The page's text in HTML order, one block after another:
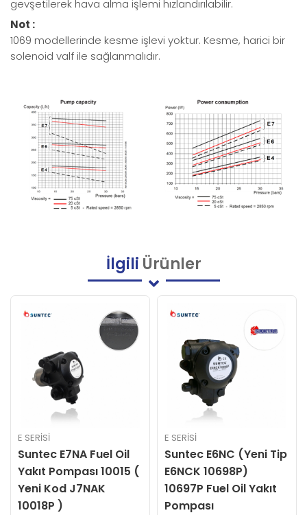
gevşetilerek hava alma işlemi hızlandırılabilir.
Not :
1069 modellerinde kesme işlevi yoktur. Kesme, harici bir
solenoid valf ile sağlanmalıdır.
İlgili Ürünler
E SERİSİ
Suntec E7NA Fuel Oil
Yakıt Pompası 10015 (
Yeni Kod J7NAK
10018P )
E SERİSİ
Suntec E6NC (Yeni Tip
E6NCK 10698P)
10697P Fuel Oil Yakıt
Pompası